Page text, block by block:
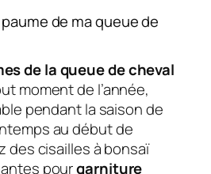
de ma queue de
de la queue de cheval
moment de l’année,
pendant la saison de
au début de
des cisailles à bonsaï
pourgarniture